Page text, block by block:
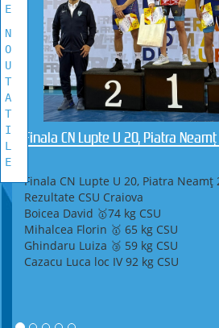
Finala CN Lupte U 20, Piatra
Finala CN Lupte U 20, Piatra Neamț
Rezultate CSU Craiova
Boicea David 🥇74 kg CSU
Mihalcea Florin 🥇 65 kg CSU
Ghindaru Luiza 🥉 59 kg CSU
Cazacu Luca loc IV 92 kg CSU
E
N
O
U
T
A
T
I
L
E